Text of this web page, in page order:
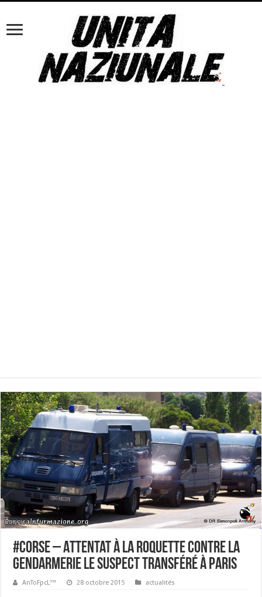
#Corse – Attentat à la roquette contre la
gendarmerie le suspect transféré à Paris
AnToFpcL™ 28 octobre 2015 actualités